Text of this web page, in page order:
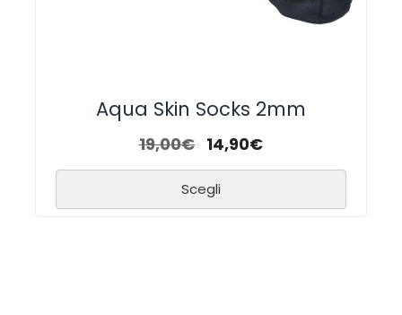
Aqua Skin Socks 2mm
19,00€ 14,90€
Scegli